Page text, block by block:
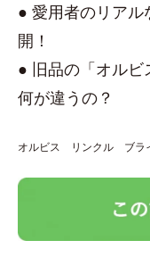
● 愛用者のリアル
開！
● 旧品の「オルビ
何が違うの？
オルビス リンクル ブラ